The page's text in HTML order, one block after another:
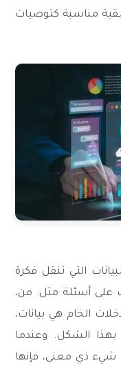
مناسبة كتوصيات
التي تنقل فكرة
على أسئلة مثل: من،
الخام هي بيانات،
بهذا الشكل. وعندما
شيء ذي معنى، فإنها